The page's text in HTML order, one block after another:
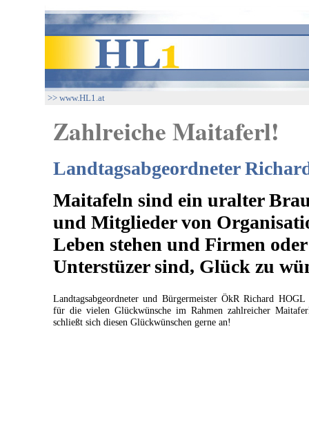
>> www.HL1.at
Zahlreiche Maitaferl!
Landtagsabgeordneter
Maitafeln sind ein uralter
und Mitglieder von
Leben stehen und Firmen
Unterstüzer sind, Glück zu
Landtagsabgeordneter und Bürgermeister ÖkR Richard HOGL
für die vielen Glückwünsche im Rahmen zahlreicher
schließt sich diesen Glückwünschen gerne an!